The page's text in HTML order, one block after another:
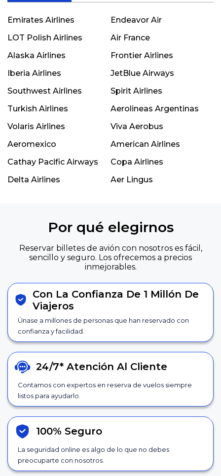
Emirates Airlines
Endeavor Air
LOT Polish Airlines
Air France
Alaska Airlines
Frontier Airlines
Iberia Airlines
JetBlue Airways
Southwest Airlines
Spirit Airlines
Turkish Airlines
Aerolineas Argentinas
Volaris Airlines
Viva Aerobus
Aeromexico
American Airlines
Cathay Pacific Airways
Copa Airlines
Delta Airlines
Aer Lingus
Por qué elegirnos
Reservar billetes de avión con nosotros es fácil,
sencillo y seguro. Los ofrecemos a precios
inmejorables.
Con La Confianza De 1 Millón De
Viajeros
Únase a millones de personas que han reservado con
confianza y facilidad.
24/7* Atención Al Cliente
Contamos con expertos en reserva de vuelos siempre
listos para ayudarlo.
100% Seguro
La seguridad online es algo de lo que no debes
preocuparte con nosotros.